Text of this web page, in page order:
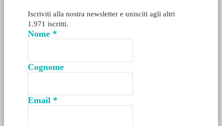
Iscriviti alla nostra newsletter e unisciti agli altri
1.971 iscritti.
Nome *
Cognome
Email *